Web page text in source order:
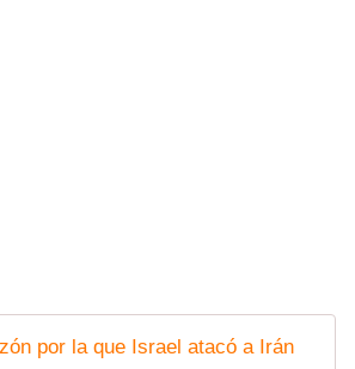
por la que Israel atacó a Irán